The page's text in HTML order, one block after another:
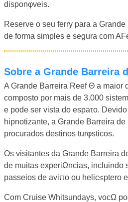
disponφveis.
Reserve o seu ferry para a
de forma simples e segura com
Sobre a Grande Barreira
A Grande Barreira Reef Θ a maior
composto por mais de 3.000
e pode ser vista do espaτo.
hipnotizante, a Grande Barreira
procurados destinos turφsticos.
Os visitantes da Grande Barreira
de muitas experiΩncias, incluindo
passeios de aviπo ou helic≤ptero
Com Cruise Whitsundays, vocΩ